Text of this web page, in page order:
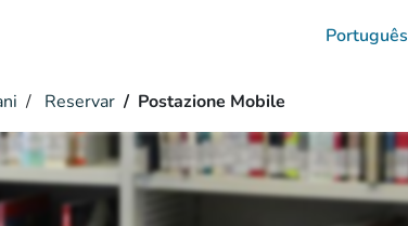
Português
Reservar Postazione Mobile